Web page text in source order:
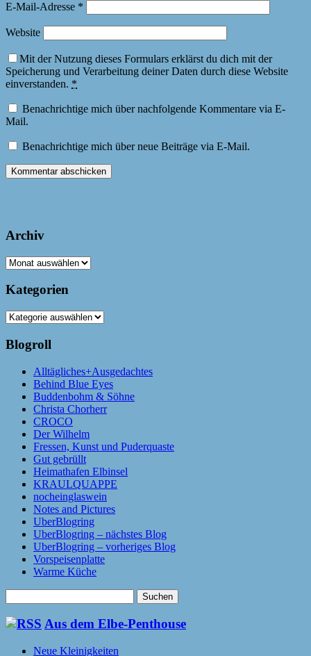
E-Mail-Adresse *
Website
Mit der Nutzung dieses Formulars erklärst du dich mit der
Speicherung und Verarbeitung deiner Daten durch diese Website
einverstanden. *
Benachrichtige mich über nachfolgende Kommentare via E-
Mail.
Benachrichtige mich über neue Beiträge via E-Mail.
Archiv
Archiv
Kategorien
Kategorien
Blogroll
Alltägliches+Ausgedachtes
Behind Blue Eyes
Buddenbohm & Söhne
Christa Chorherr
CROCO
Der Wilhelm
Fressen, Kunst und Puderquaste
Gut gebrüllt
Heimathafen Elbinsel
KRAULQUAPPE
nocheinglaswein
Notes and Pictures
UberBlogring
UberBlogring – nächstes Blog
UberBlogring – vorheriges Blog
Vorspeisenplatte
Warme Küche
nach:
Aus dem Elbe-Penthouse
Neue Kleinigkeiten